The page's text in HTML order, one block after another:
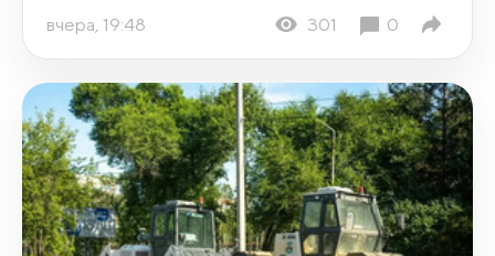
вчера, 19:48 301 0